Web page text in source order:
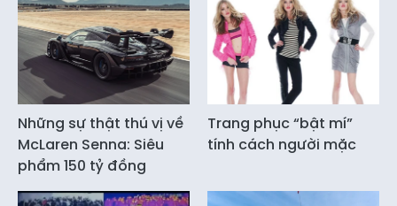
Những sự thật thú vị về
McLaren Senna: Siêu
phẩm 150 tỷ đồng
Trang phục “bật mí”
tính cách người mặc